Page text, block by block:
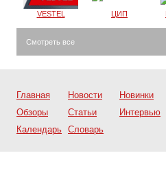
VESTEL ЦИП
Смотреть все
Главная Новости
Новинки
Обзоры
Статьи
Интервью
Календарь Словарь